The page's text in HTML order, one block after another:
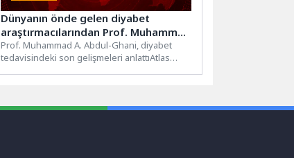
Dünyanın önde gelen diyabet
araştırmacılarından Prof. Muhammad
A. Abdul-Ghani, Atlas
Üniversitesi’nde
Prof. Muhammad A. Abdul-Ghani, diyabet
tedavisindeki son gelişmeleri anlattıAtlas